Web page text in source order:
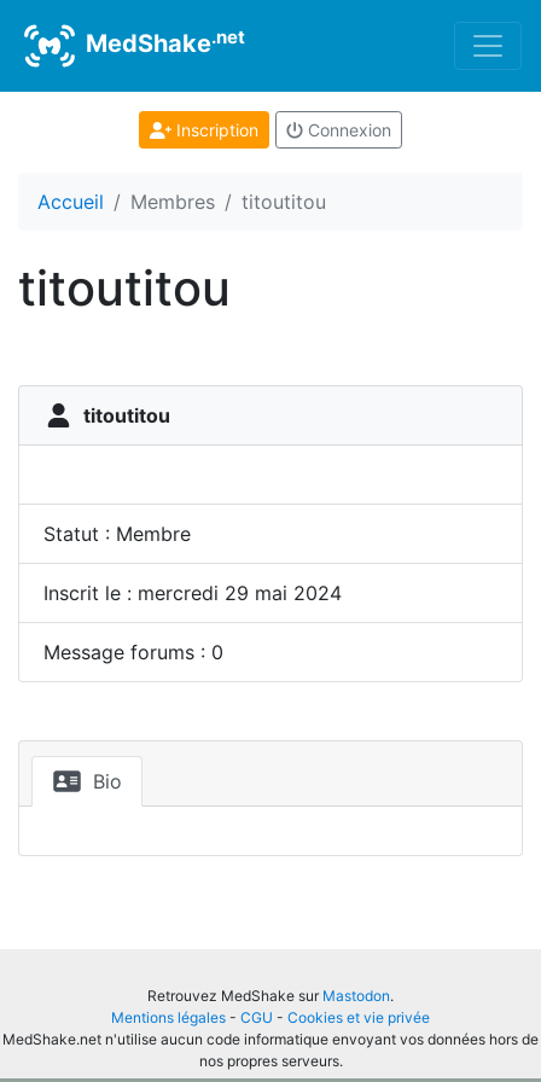
MedShake.net
Inscription Connexion
Accueil Membres titoutitou
titoutitou
titoutitou
Statut : Membre
Inscrit le : mercredi 29 mai 2024
Message forums : 0
Bio
Retrouvez MedShake sur Mastodon.
Mentions légales - CGU - Cookies et vie privée
MedShake.net n'utilise aucun code informatique envoyant vos données hors de
nos propres serveurs.